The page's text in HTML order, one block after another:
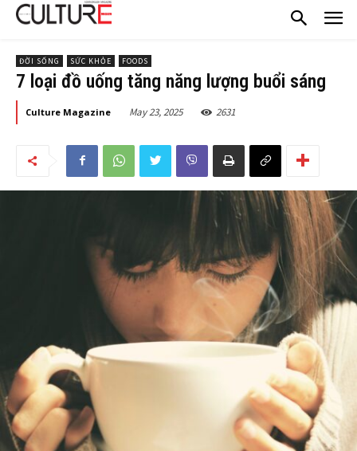
ĐỜI SỐNG SỨC KHỎE FOODS
7 loại đồ uống tăng năng lượng buổi sáng
Culture Magazine May 23, 2025 2631